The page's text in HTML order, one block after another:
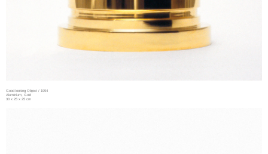
Good-looking Object / 1994
Aluminium, Gold
30 x 25 x 25 cm